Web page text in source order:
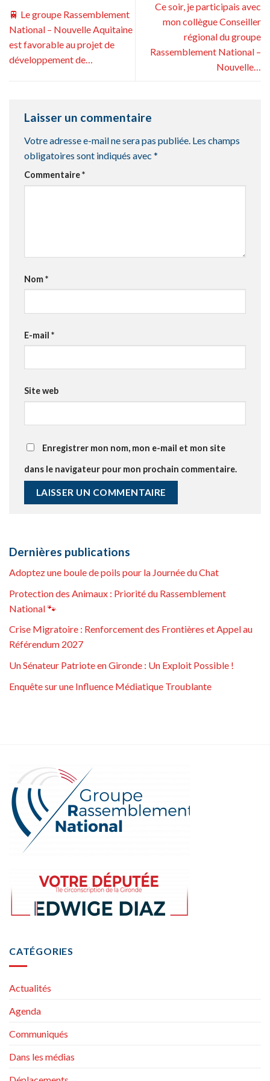
🚆 Le groupe Rassemblement
National – Nouvelle Aquitaine
est favorable au projet de
développement de…
Ce soir, je participais avec
mon collègue Conseiller
régional du groupe
Rassemblement National –
Nouvelle…
Laisser un commentaire
Votre adresse e-mail ne sera pas publiée. Les champs
obligatoires sont indiqués avec *
Commentaire*
Nom*
E-mail *
Site web
Enregistrer mon nom, mon e-mail et mon site
dans le navigateur pour mon prochain commentaire.
Dernières publications
Adoptez une boule de poils pour la Journée du Chat
Protection des Animaux : Priorité du Rassemblement
National 🐾
Crise Migratoire : Renforcement des Frontières et Appel au
Référendum 2027
Un Sénateur Patriote en Gironde : Un Exploit Possible !
Enquête sur une Influence Médiatique Troublante
CATÉGORIES
Actualités
Agenda
Communiqués
Dans les médias